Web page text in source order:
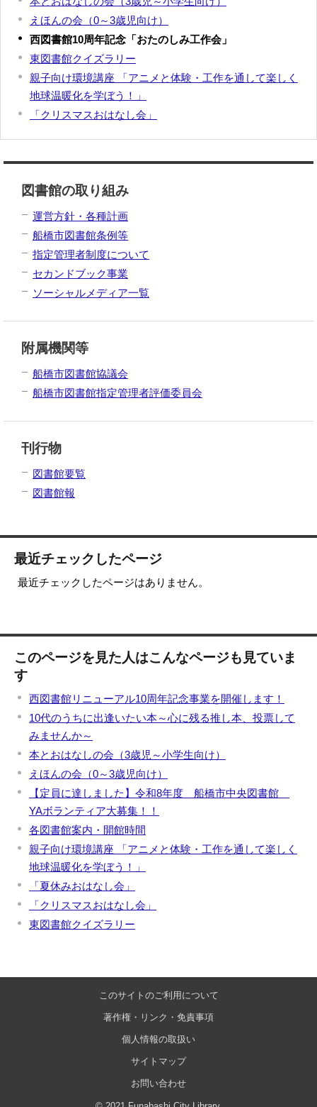
えほんの会（0～3歳児向け）
西図書館10周年記念「おたのしみ工作会」
東図書館クイズラリー
親子向け環境講座 「アニメと体験・工作を通して楽しく
地球温暖化を学ぼう！」
「クリスマスおはなし会」
図書館の取り組み
運営方針・各種計画
船橋市図書館条例等
指定管理者制度について
セカンドブック事業
ソーシャルメディア一覧
附属機関等
船橋市図書館協議会
船橋市図書館指定管理者評価委員会
刊行物
図書館要覧
図書館報
最近チェックしたページ
最近チェックしたページはありません。
このページを見た人はこんなページも見ていま
す
西図書館リニューアル10周年記念事業を開催します！
10代のうちに出逢いたい本～心に残る推し本、投票して
みませんか～
本とおはなしの会（3歳児～小学生向け）
えほんの会（0～3歳児向け）
【定員に達しました】令和8年度 船橋市中央図書館
YAボランティア大募集！！
各図書館案内・開館時間
親子向け環境講座 「アニメと体験・工作を通して楽しく
地球温暖化を学ぼう！」
「夏休みおはなし会」
「クリスマスおはなし会」
東図書館クイズラリー
このサイトのご利用について
著作権・リンク・免責事項
個人情報の取扱い
サイトマップ
お問い合わせ